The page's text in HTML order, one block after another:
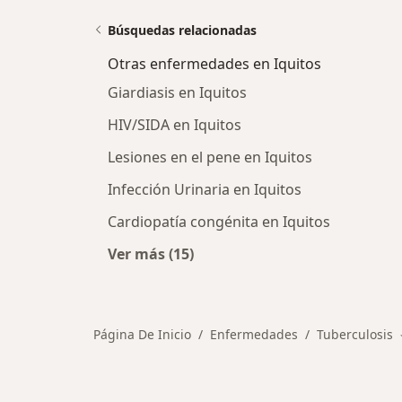
Búsquedas relacionadas
Otras enfermedades en Iquitos
Giardiasis en Iquitos
HIV/SIDA en Iquitos
Lesiones en el pene en Iquitos
Infección Urinaria en Iquitos
Cardiopatía congénita en Iquitos
Ver más (15)
Página De Inicio Enfermedades Tuberculosis